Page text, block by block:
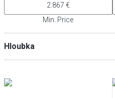
Min. Price
Hloubka